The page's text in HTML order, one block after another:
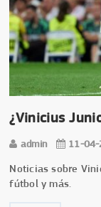
¿Vinicius
admin 11-
Noticias sobre
fútbol y más.